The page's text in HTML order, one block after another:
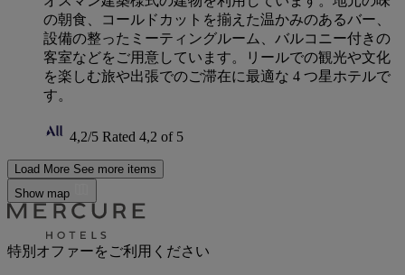
の朝食、コールドカットを揃えた温かみのあるバー、
設備の整ったミーティングルーム、バルコニー付きの
客室などをご用意しています。リールでの観光や文化
を楽しむ旅や出張でのご滞在に最適な 4 つ星ホテルで
す。
4,2/5 Rated 4,2 of 5
Load More See more items
Show map
特別オファーをご利用ください